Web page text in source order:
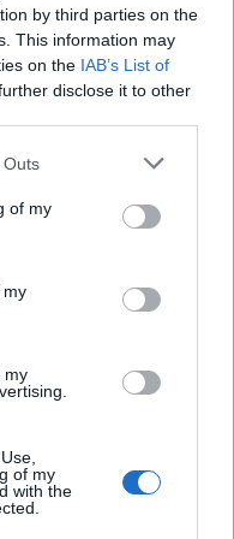
by third parties on the
This information may
on the IAB’s List of
disclose it to other
Outs
of my
my
my
of my
with the
à Tesla